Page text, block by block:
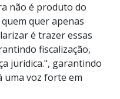
não é produto do
quer apenas
é trazer essas
fiscalização,
jurídica.", garantindo
uma voz forte em